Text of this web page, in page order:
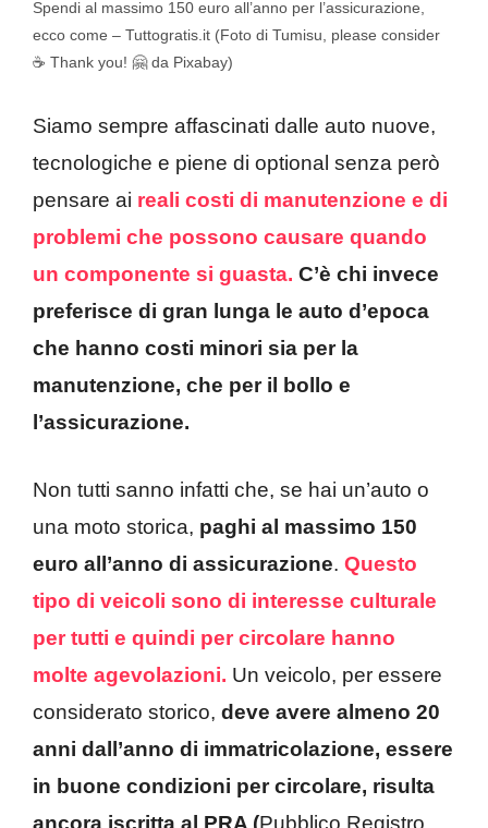
Spendi al massimo 150 euro all’anno per l’assicurazione,
ecco come – Tuttogratis.it (Foto di Tumisu, please consider
☕ Thank you! 🤗 da Pixabay)
Siamo sempre affascinati dalle auto nuove,
tecnologiche e piene di optional senza però
pensare ai reali costi di manutenzione e di
problemi che possono causare quando
un componente si guasta. C’è chi invece
preferisce di gran lunga le auto d’epoca
che hanno costi minori sia per la
manutenzione, che per il bollo e
l’assicurazione.
Non tutti sanno infatti che, se hai un’auto o
una moto storica, paghi al massimo 150
euro all’anno di assicurazione. Questo
tipo di veicoli sono di interesse culturale
per tutti e quindi per circolare hanno
molte agevolazioni. Un veicolo, per essere
considerato storico, deve avere almeno 20
anni dall’anno di immatricolazione, essere
in buone condizioni per circolare, risulta
ancora iscritta al PRA (Pubblico Registro